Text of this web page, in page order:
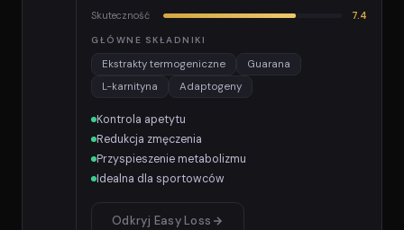
Skuteczność 7.4
GŁÓWNE SKŁADNIKI
Ekstrakty termogeniczne
Guarana
L-karnityna
Adaptogeny
Kontrola apetytu
Redukcja zmęczenia
Przyspieszenie metabolizmu
Idealna dla sportowców
Odkryj Easy Loss